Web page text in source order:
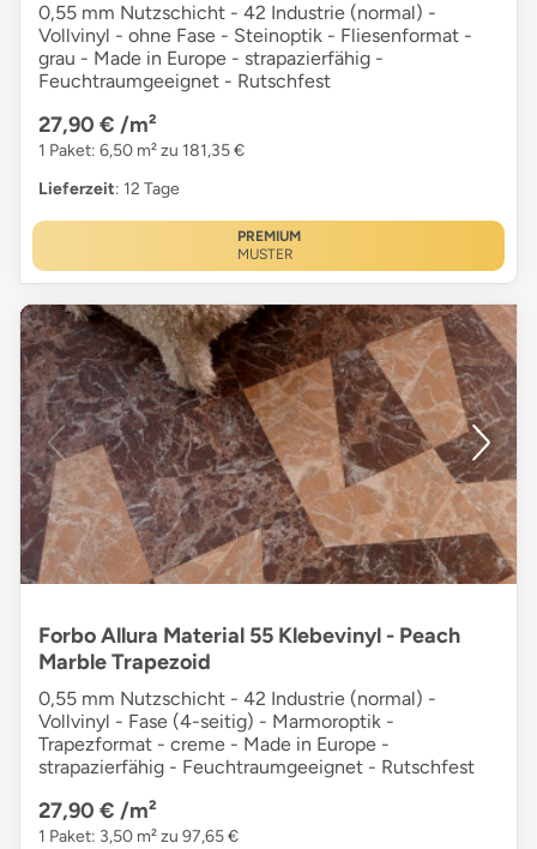
0,55 mm Nutzschicht - 42 Industrie (normal) -
Vollvinyl - ohne Fase - Steinoptik - Fliesenformat -
grau - Made in Europe - strapazierfähig -
Feuchtraumgeeignet - Rutschfest
27,90 € /m²
1 Paket: 6,50 m² zu 181,35 €
Lieferzeit: 12 Tage
PREMIUM
MUSTER
Forbo Allura Material 55 Klebevinyl - Peach
Marble Trapezoid
0,55 mm Nutzschicht - 42 Industrie (normal) -
Vollvinyl - Fase (4-seitig) - Marmoroptik -
Trapezformat - creme - Made in Europe -
strapazierfähig - Feuchtraumgeeignet - Rutschfest
27,90 € /m²
1 Paket: 3,50 m² zu 97,65 €